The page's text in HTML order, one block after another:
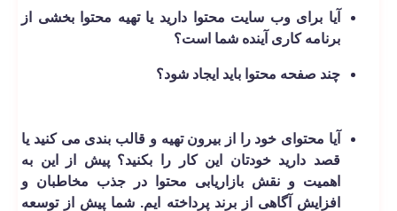
آیا برای وب سایت محتوا دارید یا تهیه محتوا بخشی از
برنامه کاری آینده شما است؟
چند صفحه محتوا باید ایجاد شود؟
آیا محتوای خود را از بیرون تهیه و قالب­ بندی می ­کنید یا
قصد دارید خودتان این کار را بکنید؟ پیش از این به
اهمیت و نقش بازاریابی محتوا در جذب مخاطبان و
افزایش آگاهی از برند پرداخته ایم. شما پیش از توسعه